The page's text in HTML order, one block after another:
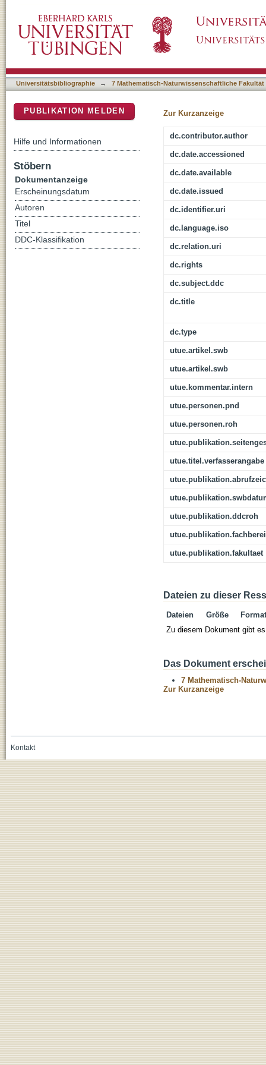
pathway
Universitätsbibliographie → 7 Mathematisch-Naturwissenschaftliche Fakultät
Zur Kurzanzeige
dc.contributor.author
dc.date.accessioned
dc.date.available
dc.date.issued
dc.identifier.uri
dc.language.iso
dc.relation.uri
dc.rights
dc.subject.ddc
dc.title
dc.type
utue.artikel.swb
utue.artikel.swb
utue.kommentar.intern
utue.personen.pnd
utue.personen.roh
utue.titel.verfasserangabe
utue.publikation.ddcroh
utue.publikation.fakultaet
Dateien zu dieser
Dateien Größe
Format
Zu diesem Dokument gibt
Das Dokument
7 Mathematisch-
Zur Kurzanzeige
PUBLIKATION MELDEN
Hilfe und Informationen
Stöbern
Dokumentanzeige
Erscheinungsdatum
Autoren
Titel
DDC-Klassifikation
Kontakt